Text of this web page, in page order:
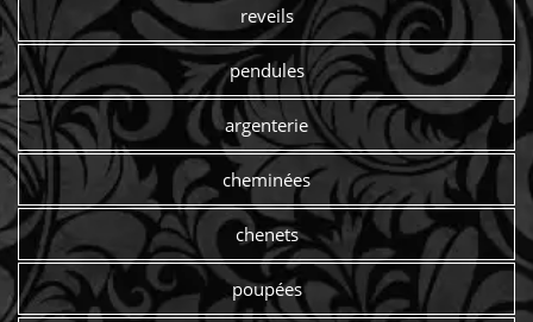
reveils
pendules
argenterie
cheminées
chenets
poupées